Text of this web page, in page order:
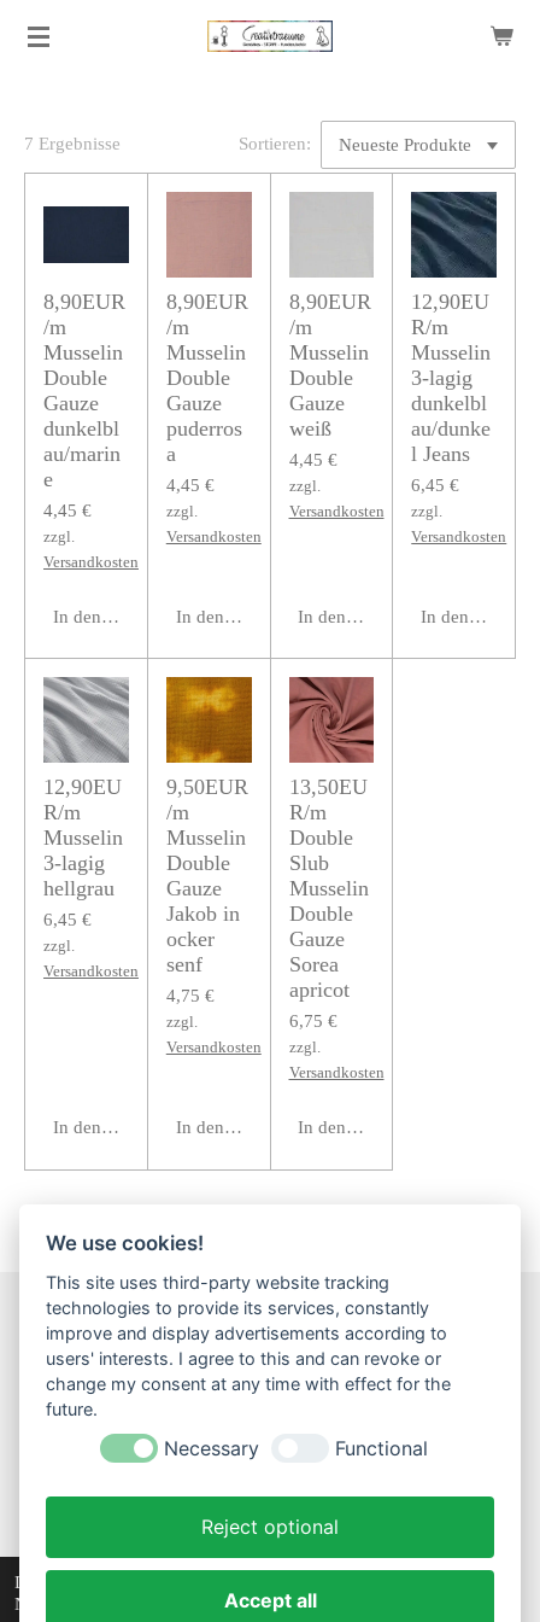
Diese Website verwendet Cookies, um Ihr
Nutzererlebnis zu verbessern und maßgeschneiderte
Zum
7 Ergebnisse Sortieren:
8,90EUR
/m
Musselin
Double
Gauze
dunkelbl
au/marin
e
4,45 €
zzgl.
Versandkosten
In den Warenkorb
8,90EUR
/m
Musselin
Double
Gauze
puderros
a
4,45 €
zzgl.
Versandkosten
In den Warenkorb
8,90EUR
/m
Musselin
Double
Gauze
weiß
4,45 €
zzgl.
Versandkosten
In den Warenkorb
12,90EU
R/m
Musselin
3-lagig
dunkelbl
au/dunke
l Jeans
6,45 €
zzgl.
Versandkosten
In den
12,90EU
R/m
Musselin
3-lagig
hellgrau
6,45 €
zzgl.
Versandkosten
In den Warenkorb
9,50EUR
/m
Musselin
Double
Gauze
Jakob in
ocker
senf
4,75 €
zzgl.
Versandkosten
In den Warenkorb
13,50EU
R/m
Double
Slub
Musselin
Double
Gauze
Sorea
apricot
6,75 €
zzgl.
Versandkosten
In den Warenkorb
F
a
c
b
o
I
n
s
m
W
h
a
Impressum Datenschutz
Widerruf einreichen!
© 2023 - 2026 Creativtraeume
We use cookies!
This site uses third-party website tracking
technologies to provide its services, constantly
improve and display advertisements according to
users' interests. I agree to this and can revoke or
change my consent at any time with effect for the
future.
Necessary Functional
Reject optional
Accept all